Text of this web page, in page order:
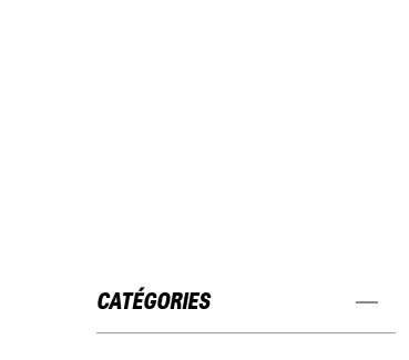
CATÉGORIES